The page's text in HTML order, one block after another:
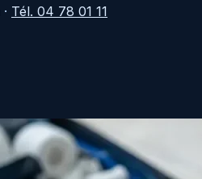
· Tél. 04 78 01 11